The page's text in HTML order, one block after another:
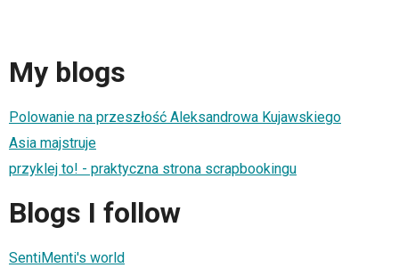
My blogs
Polowanie na przeszłość Aleksandrowa Kujawskiego
Asia majstruje
przyklej to! - praktyczna strona scrapbookingu
Blogs I follow
SentiMenti's world